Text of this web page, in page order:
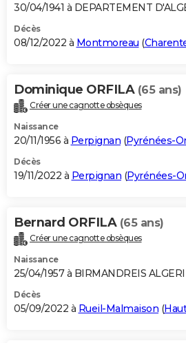
30/04/1941 à DEPARTEMENT
Décès
08/12/2022 à Montmoreau (
Dominique ORFILA (65 ans)
Créer une cagnotte obsèques
Naissance
20/11/1956 à Perpignan (Pyrénées-
Décès
19/11/2022 à Perpignan (Pyrénées-
Bernard ORFILA (65 ans)
Créer une cagnotte obsèques
Naissance
25/04/1957 à BIRMANDREIS
Décès
05/09/2022 à Rueil-Malmaison (